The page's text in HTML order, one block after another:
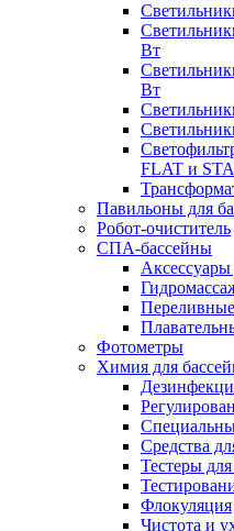
Вт
Вт
FLAT и
Павильоны для
Робот-очиститель
СПА-бассейны
Фотометры
Химия для
Средства
Тестеры
Флокуляция
Чистота и